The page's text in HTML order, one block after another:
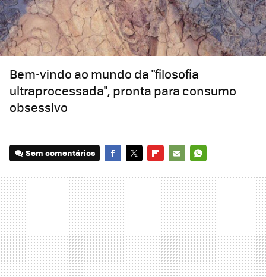
Bem-vindo ao mundo da "filosofia
ultraprocessada", pronta para consumo
obsessivo
Sem comentários
MAIL